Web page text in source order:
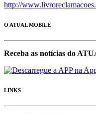
http://
O ATUAL MOBILE
Receba as notícias do
LINKS